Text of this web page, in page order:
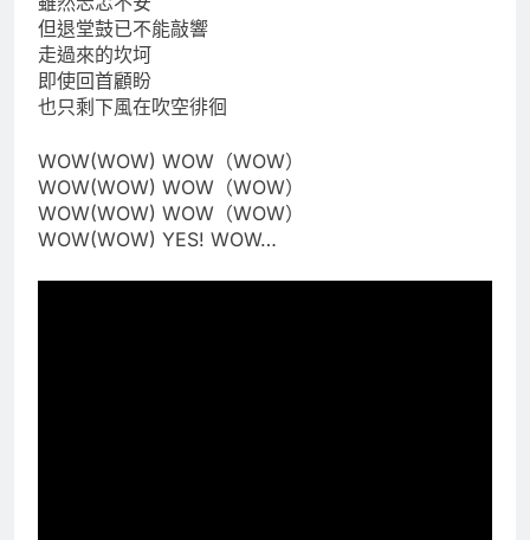
但退堂鼓已不能敲響
走過來的坎坷
即使回首顧盼
也只剩下風在吹空徘徊
WOW(WOW) WOW（WOW）
WOW(WOW) WOW（WOW）
WOW(WOW) WOW（WOW）
WOW(WOW) YES! WOW…